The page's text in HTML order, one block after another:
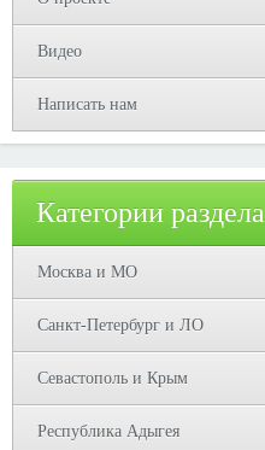
Видео
Написать нам
Категории раздела
Москва и МО
Санкт-Петербург и ЛО
Севастополь и Крым
Республика Адыгея